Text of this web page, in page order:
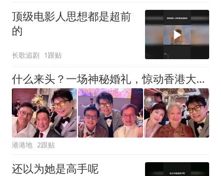
顶级电影人思想都是超前
的
长歌追剧 1跟贴
什么来头？一场神秘婚礼，惊动香港大半个娱乐圈，成龙、洪金宝、佘诗曼都来了
港港地 2跟贴
还以为她是高手呢